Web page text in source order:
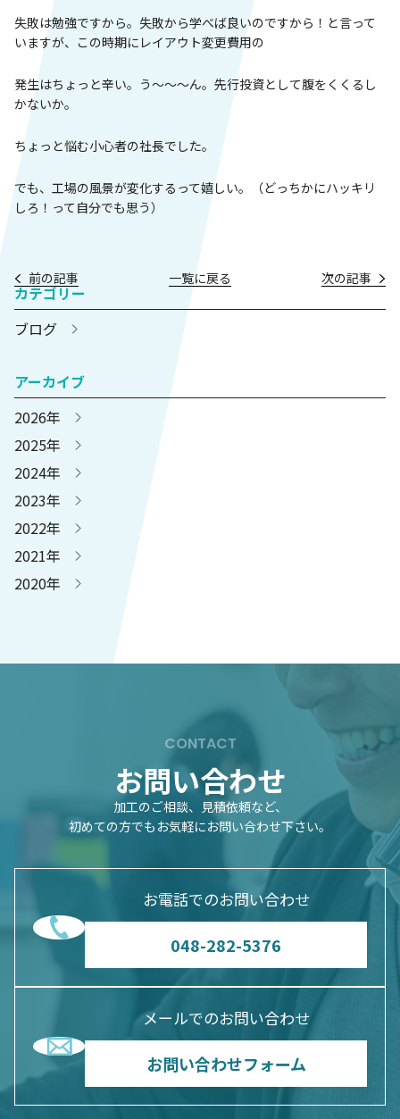
失敗は勉強ですから。失敗から学べば良いのですから！と言って
いますが、この時期にレイアウト変更費用の
発生はちょっと辛い。う～～～ん。先行投資として腹をくくるし
かないか。
ちょっと悩む小心者の社長でした。
でも、工場の風景が変化するって嬉しい。（どっちかにハッキリ
しろ！って自分でも思う）
前の記事 一覧に戻る 次の記事
カテゴリー
ブログ
アーカイブ
2026年
2025年
2024年
2023年
2022年
2021年
2020年
CONTACT
お問い合わせ
加工のご相談、見積依頼など、
初めての方でもお気軽にお問い合わせ下さい。
お電話でのお問い合わせ
048-282-5376
メールでのお問い合わせ
お問い合わせフォーム